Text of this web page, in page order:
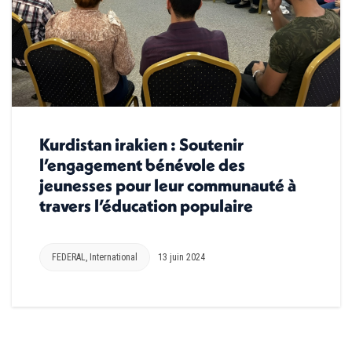
Kurdistan irakien : Soutenir
l’engagement bénévole des
jeunesses pour leur communauté à
travers l’éducation populaire
FEDERAL International 13 juin 2024